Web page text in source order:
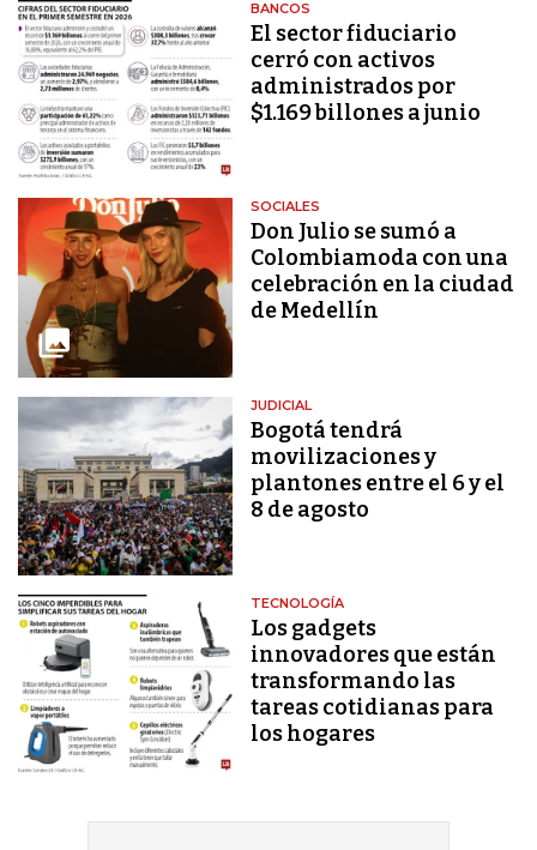
BANCOS
El sector fiduciario
cerró con activos
administrados por
$1.169 billones a junio
SOCIALES
Don Julio se sumó a
Colombiamoda con una
celebración en la ciudad
de Medellín
JUDICIAL
Bogotá tendrá
movilizaciones y
plantones entre el 6 y el
8 de agosto
TECNOLOGÍA
Los gadgets
innovadores que están
transformando las
tareas cotidianas para
los hogares